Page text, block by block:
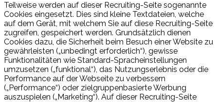
Teilweise werden auf dieser Recruiting-Seite sogenannte
Cookies eingesetzt. Dies sind kleine Textdateien, welche
auf dem Gerät, mit welchem Sie auf diese Recruiting-Seite
zugreifen, gespeichert werden. Grundsätzlich dienen
Cookies dazu, die Sicherheit beim Besuch einer Website zu
gewährleisten („unbedingt erforderlich“), gewisse
Funktionalitäten wie Standard-Spracheinstellungen
umzusetzen („funktional“), das Nutzungserlebnis oder die
Performance auf der Webseite zu verbessern
(„Performance“) oder zielgruppenbasierte Werbung
auszuspielen („Marketing“). Auf dieser Recruiting-Seite